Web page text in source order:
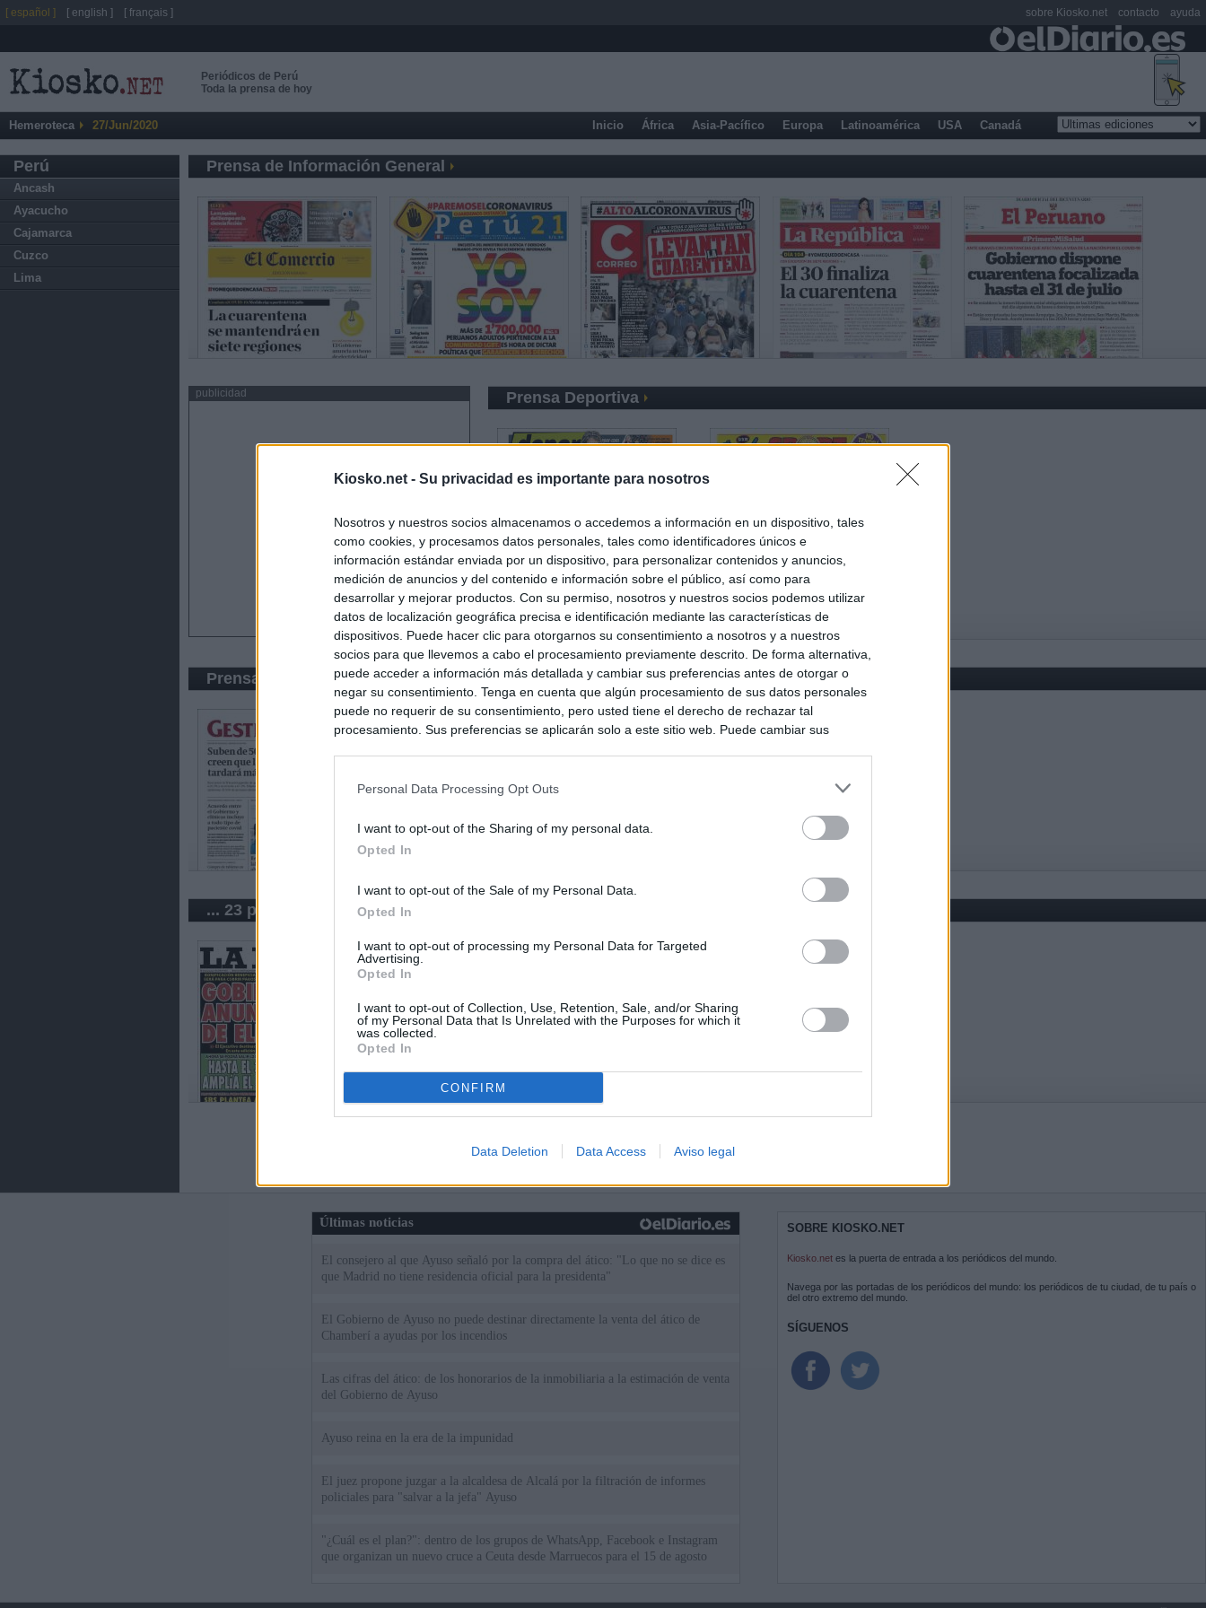
Kiosko.net - Su privacidad es importante para nosotros
Nosotros y nuestros socios almacenamos o accedemos a información en un dispositivo, tales
como cookies, y procesamos datos personales, tales como identificadores únicos e
información estándar enviada por un dispositivo, para personalizar contenidos y anuncios,
medición de anuncios y del contenido e información sobre el público, así como para
desarrollar y mejorar productos. Con su permiso, nosotros y nuestros socios podemos utilizar
datos de localización geográfica precisa e identificación mediante las características de
dispositivos. Puede hacer clic para otorgarnos su consentimiento a nosotros y a nuestros
socios para que llevemos a cabo el procesamiento previamente descrito. De forma alternativa,
puede acceder a información más detallada y cambiar sus preferencias antes de otorgar o
negar su consentimiento. Tenga en cuenta que algún procesamiento de sus datos personales
puede no requerir de su consentimiento, pero usted tiene el derecho de rechazar tal
procesamiento. Sus preferencias se aplicarán solo a este sitio web. Puede cambiar sus
Personal Data Processing Opt Outs
I want to opt-out of the Sharing of my personal data.
Opted In
I want to opt-out of the Sale of my Personal Data.
Opted In
I want to opt-out of processing my Personal Data for Targeted
Advertising.
Opted In
I want to opt-out of Collection, Use, Retention, Sale, and/or Sharing
of my Personal Data that Is Unrelated with the Purposes for which it
was collected.
Opted In
CONFIRM
Data Deletion Data Access Aviso legal
Periódicos de Perú
Toda la prensa de hoy
Hemeroteca 27/Jun/2020 Inicio África Asia-Pacífico Europa Latinoamérica USA Canadá
Perú
Ancash
Ayacucho
Cajamarca
Cuzco
Lima
Prensa de Información General
publicidad Prensa Deportiva
Prensa Económica
... 23 periódicos de Perú
Últimas noticias
El consejero al que Ayuso señaló por la compra del ático: "Lo que no se dice es
que Madrid no tiene residencia oficial para la presidenta"
El Gobierno de Ayuso no puede destinar directamente la venta del ático de
Chamberí a ayudas por los incendios
Las cifras del ático: de los honorarios de la inmobiliaria a la estimación de venta
del Gobierno de Ayuso
Ayuso reina en la era de la impunidad
El juez propone juzgar a la alcaldesa de Alcalá por la filtración de informes
policiales para "salvar a la jefa" Ayuso
"¿Cuál es el plan?": dentro de los grupos de WhatsApp, Facebook e Instagram
que organizan un nuevo cruce a Ceuta desde Marruecos para el 15 de agosto
SOBRE KIOSKO.NET
Kiosko.net es la puerta de entrada a los periódicos del mundo.
Navega por las portadas de los periódicos del mundo: los periódicos de tu ciudad, de tu país o
del otro extremo del mundo.
SÍGUENOS
[ español ] [ english ] [ français ] sobre Kiosko.net contacto ayuda